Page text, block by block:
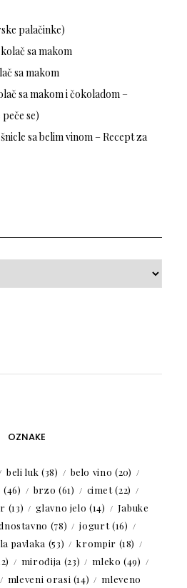
palačinke)
sa makom
sa makom
sa makom i čokoladom –
se)
sa belim vinom – Recept za
OZNAKE
beli luk (38) belo vino (20)
(46) brzo (61) cimet(22)
(13) glavno jelo (14)
Jabuke
(78) jogurt(16)
pavlaka (53) krompir (18)
mirođija (23) mleko (49)
mleveni orasi (14) mleveno